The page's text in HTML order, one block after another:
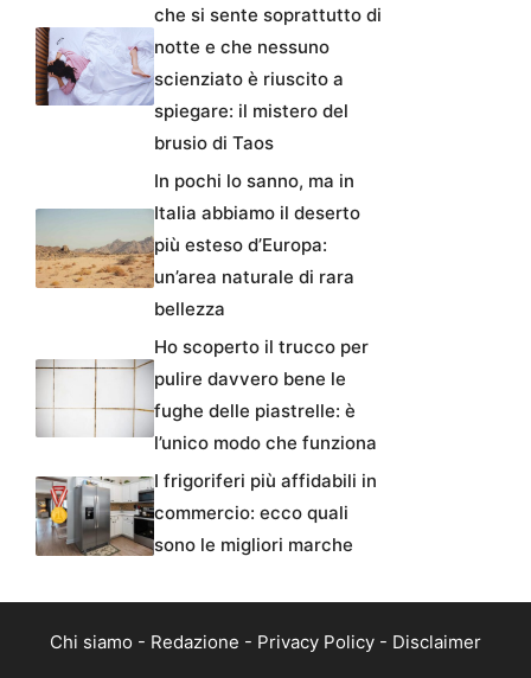
che si sente soprattutto di
notte e che nessuno
scienziato è riuscito a
spiegare: il mistero del
brusio di Taos
In pochi lo sanno, ma in
Italia abbiamo il deserto
più esteso d’Europa:
un’area naturale di rara
bellezza
Ho scoperto il trucco per
pulire davvero bene le
fughe delle piastrelle: è
l’unico modo che funziona
I frigoriferi più affidabili in
commercio: ecco quali
sono le migliori marche
Chi siamo - Redazione - Privacy Policy - Disclaimer